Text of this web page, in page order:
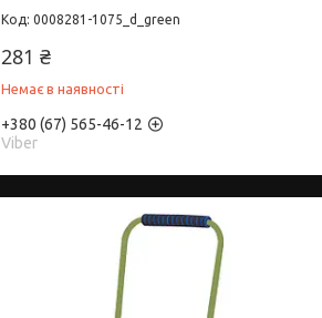
0008281-1075_d_green
281 ₴
Немає в наявності
+380 (67) 565-46-12
Viber